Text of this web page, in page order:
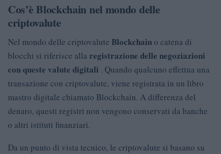
Cos’è Blockchain nel mondo delle
criptovalute
Nel mondo delle criptovalute Blockchaino catena di
blocchi si riferisce alla registrazione delle negoziazioni
con queste valute digitali . Quando qualcuno effettua una
transazione con criptovalute, viene registrata in un libro
mastro digitale chiamato Blockchain. A differenza del
denaro, questi registri non vengono conservati da banche
o altri istituti finanziari.
Da un punto di vista tecnico, le criptovalute si basano su